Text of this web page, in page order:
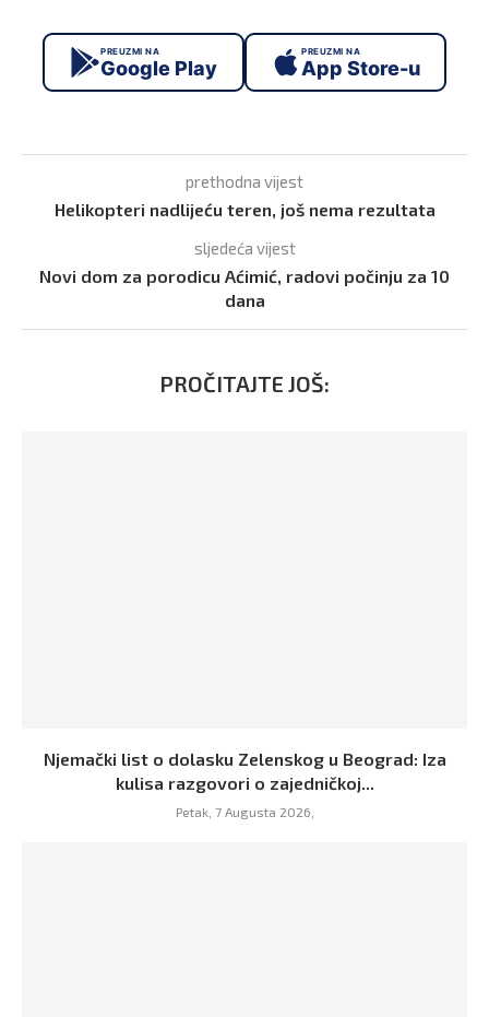
PREUZMI NA
Google Play
PREUZMI NA
App Store-u
prethodna vijest
Helikopteri nadlijeću teren, još nema rezultata
sljedeća vijest
Novi dom za porodicu Aćimić, radovi počinju za 10
dana
PROČITAJTE JOŠ:
Njemački list o dolasku Zelenskog u Beograd: Iza
kulisa razgovori o zajedničkoj...
Petak, 7 Augusta 2026,